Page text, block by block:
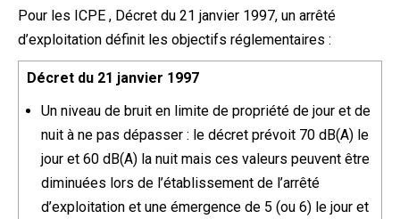
Pour les ICPE , Décret du 21 janvier 1997, un arrêté
d’exploitation définit les objectifs réglementaires :
Décret du 21 janvier 1997
Un niveau de bruit en limite de propriété de jour et de
nuit à ne pas dépasser : le décret prévoit 70 dB(A) le
jour et 60 dB(A) la nuit mais ces valeurs peuvent être
diminuées lors de l’établissement de l’arrêté
d’exploitation et une émergence de 5 (ou 6) le jour et